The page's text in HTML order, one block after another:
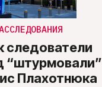
следователи
“штурмовали”
Плахотнюка